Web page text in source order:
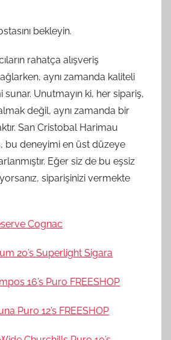
bekleyin.
rahatça alışveriş
aynı zamanda kaliteli
Unutmayın ki, her sipariş,
değil, aynı zamanda bir
San Cristobal Harimau
bu deneyimi en üst düzeye
Eğer siz de bu eşsiz
siparişinizi vermekte
Cognac
20’s Superlight Sigara
16’s Puro FREESHOP
Puro 12’s FREESHOP